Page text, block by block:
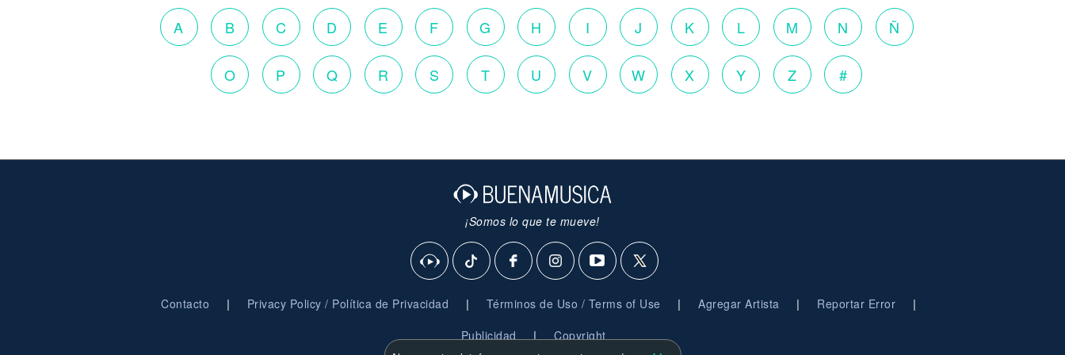
A B C D E F G H I J K L M N Ñ
O P Q R S T U V W X Y Z #
¡Somos lo que te mueve!
Contacto | Privacy Policy / Política de Privacidad | Términos de Uso / Terms of Use | Agregar Artista | Reportar Error |
Publicidad | Copyright